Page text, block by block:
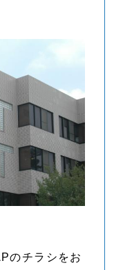
のチラシをお